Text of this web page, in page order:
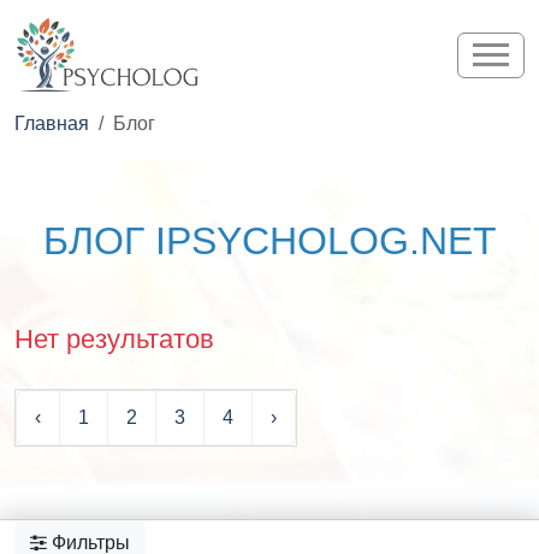
Главная Блог
БЛОГ IPSYCHOLOG.NET
Нет результатов
‹ 1 2 3 4 ›
Фильтры